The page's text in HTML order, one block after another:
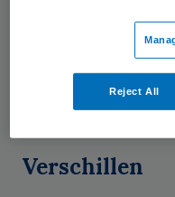
een kwart van de
maakt zowel in
(Zvw) als in de
relatief hoge
Verschillen
Reject All